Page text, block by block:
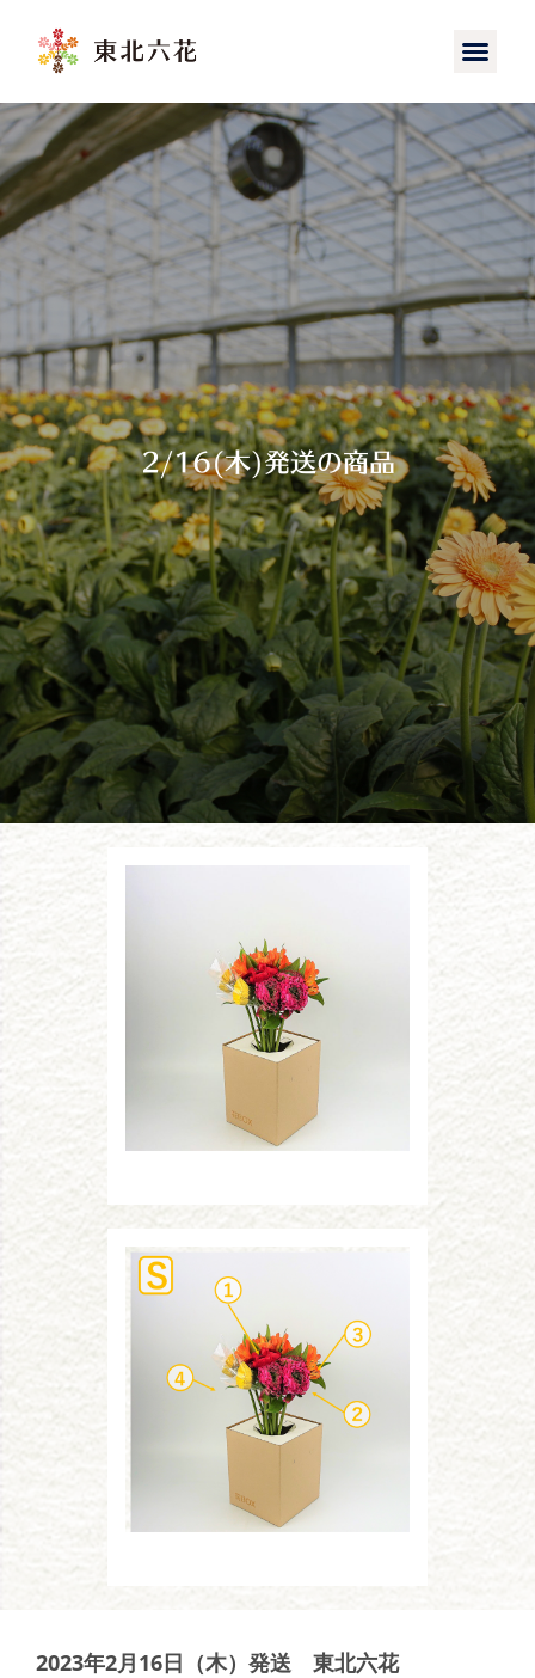
2/16(木)発送の商品
2023年2月16日（木）発送 東北六花